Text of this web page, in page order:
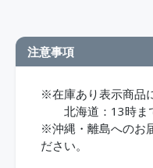
注意事項
※在庫あり表示商品
北海道：13時ま
※沖縄・離島へのお
ださい。